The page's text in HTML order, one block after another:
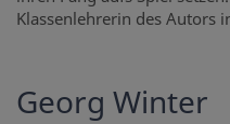
Klassenlehrerin des Autors
Georg Winter